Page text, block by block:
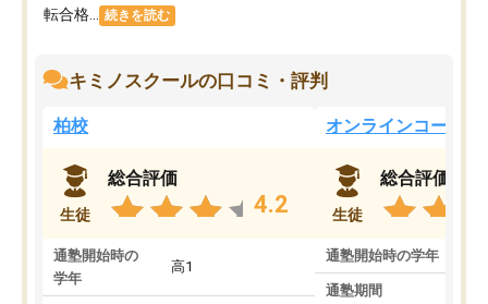
転合格...
続きを読む
キミノスクールの口コミ・評判
柏校
生徒
総合評価
4.2
通塾開始時の
学年
高1
オンラインコース
生徒
総合評価
通塾開始時の学年
通塾期間